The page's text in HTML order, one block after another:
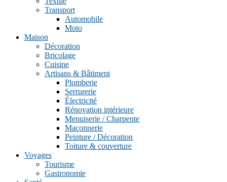
Transport
Automobile
Moto
Maison
Décoration
Bricolage
Cuisine
Artisans & Bâtiment
Plomberie
Serrurerie
Électricité
Rénovation intérieure
Menuiserie / Charpente
Maçonnerie
Peinture / Décoration
Toiture & couverture
Voyages
Tourisme
Gastronomie